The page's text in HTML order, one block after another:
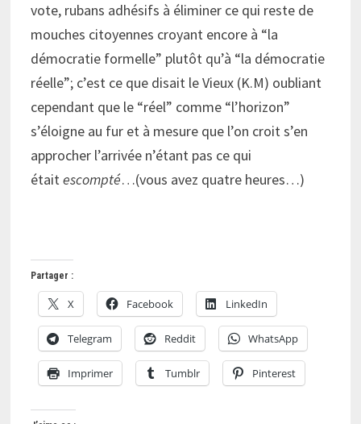
vote, rubans adhésifs à éliminer ce qui reste de
mouches citoyennes croyant encore à “la
démocratie formelle” plutôt qu’à “la démocratie
réelle”; c’est ce que disait le Vieux (K.M) oubliant
cependant que le “réel” comme “l’horizon”
s’éloigne au fur et à mesure que l’on croit s’en
approcher l’arrivée n’étant pas ce qui
étaitescompté…(vous avez quatre heures…)
Partager :
X Facebook LinkedIn
Telegram Reddit WhatsApp
Imprimer Tumblr Pinterest